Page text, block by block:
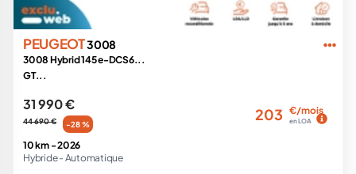
PEUGEOT3008
3008 Hybrid 145 e-DCS6...
GT...
31 990 €
44 690 € -28 %
203 €/mois
en LOA
10 km -2026
Hybride - Automatique